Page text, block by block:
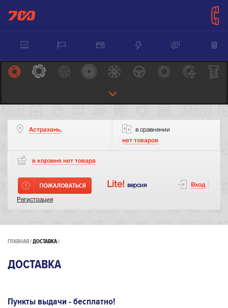
Астрахань,
в сравнении
нет товаров
в корзине нет товара
Lite! версия Вход
Регистрация
ГЛАВНАЯ ДОСТАВКА
ДОСТАВКА
Пункты выдачи - бесплатно!